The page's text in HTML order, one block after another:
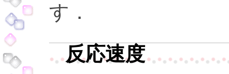
す．
反応速度